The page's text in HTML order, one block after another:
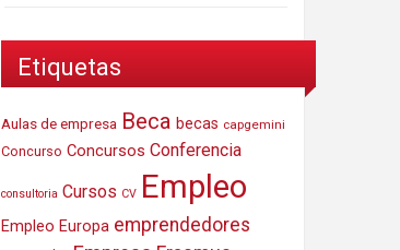
Etiquetas
Aulas de empresa Beca becas capgemini
Concurso Concursos Conferencia
consultoria Cursos CV Empleo
Empleo Europa emprendedores